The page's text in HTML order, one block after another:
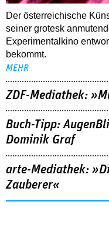
Der österreichische
seiner grotesk
Experimentalkino
bekommt.
MEHR
ZDF-Mediathek:
Buch-Tipp:
Dominik Graf
arte-Mediathek:
Zauberer«